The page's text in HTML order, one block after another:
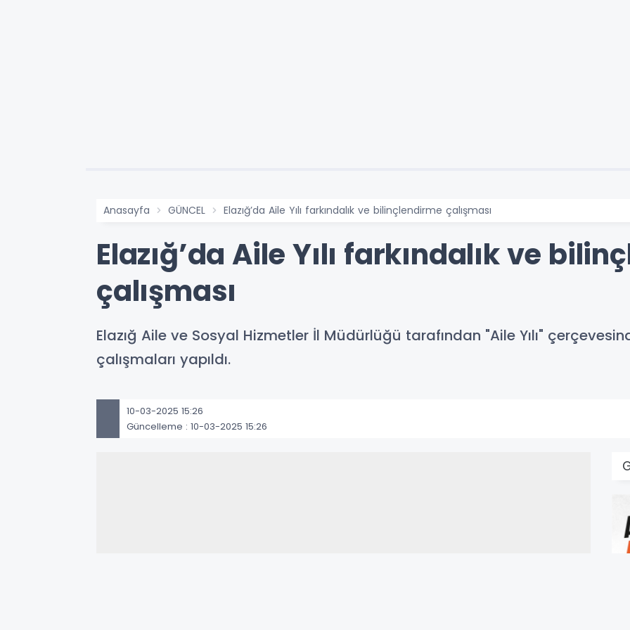
Anasayfa GÜNCEL Elazığ’da Aile Yılı farkındalık ve bilinçlendirme çalışması
Elazığ’da Aile Yılı farkındalık ve
çalışması
Elazığ Aile ve Sosyal Hizmetler İl Müdürlüğü tarafından "Aile Yılı"
çalışmaları yapıldı.
10-03-2025 15:26
Güncelleme : 10-03-2025 15:26